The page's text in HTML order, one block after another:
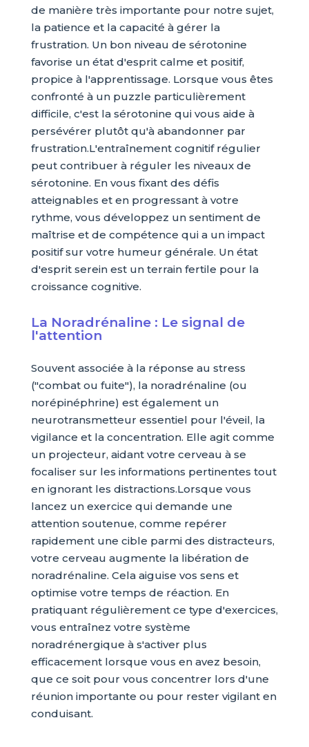
de manière très importante pour notre sujet,
la patience et la capacité à gérer la
frustration. Un bon niveau de sérotonine
favorise un état d'esprit calme et positif,
propice à l'apprentissage. Lorsque vous êtes
confronté à un puzzle particulièrement
difficile, c'est la sérotonine qui vous aide à
persévérer plutôt qu'à abandonner par
frustration.L'entraînement cognitif régulier
peut contribuer à réguler les niveaux de
sérotonine. En vous fixant des défis
atteignables et en progressant à votre
rythme, vous développez un sentiment de
maîtrise et de compétence qui a un impact
positif sur votre humeur générale. Un état
d'esprit serein est un terrain fertile pour la
croissance cognitive.
La Noradrénaline : Le signal de
l'attention
Souvent associée à la réponse au stress
("combat ou fuite"), la noradrénaline (ou
norépinéphrine) est également un
neurotransmetteur essentiel pour l'éveil, la
vigilance et la concentration. Elle agit comme
un projecteur, aidant votre cerveau à se
focaliser sur les informations pertinentes tout
en ignorant les distractions.Lorsque vous
lancez un exercice qui demande une
attention soutenue, comme repérer
rapidement une cible parmi des distracteurs,
votre cerveau augmente la libération de
noradrénaline. Cela aiguise vos sens et
optimise votre temps de réaction. En
pratiquant régulièrement ce type d'exercices,
vous entraînez votre système
noradrénergique à s'activer plus
efficacement lorsque vous en avez besoin,
que ce soit pour vous concentrer lors d'une
réunion importante ou pour rester vigilant en
conduisant.